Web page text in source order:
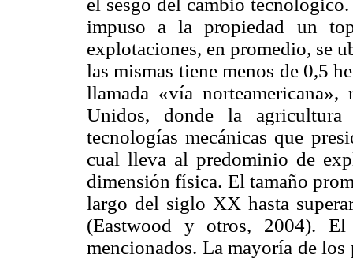
impuso a la propiedad un
explotaciones, en promedio, se
las mismas tiene menos de 0,5
llamada «vía
Unidos, donde la
tecnologías mecánicas que
cual lleva al predominio de
dimensión física. El tamaño
largo del siglo XX hasta
(Eastwood y otros, 2004). El
mencionados. La mayoría de los